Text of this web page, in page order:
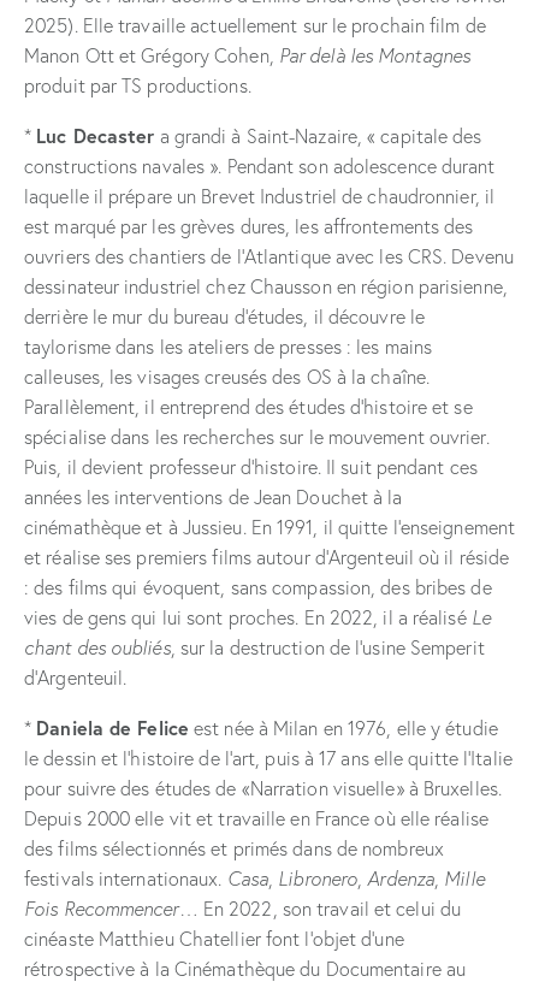
2025). Elle travaille actuellement sur le prochain film de
Manon Ott et Grégory Cohen, Par delà les Montagnes
produit par TS productions.
* Luc Decaster a grandi à Saint-Nazaire, « capitale des
constructions navales ». Pendant son adolescence durant
laquelle il prépare un Brevet Industriel de chaudronnier, il
est marqué par les grèves dures, les affrontements des
ouvriers des chantiers de l’Atlantique avec les CRS. Devenu
dessinateur industriel chez Chausson en région parisienne,
derrière le mur du bureau d’études, il découvre le
taylorisme dans les ateliers de presses : les mains
calleuses, les visages creusés des OS à la chaîne.
Parallèlement, il entreprend des études d’histoire et se
spécialise dans les recherches sur le mouvement ouvrier.
Puis, il devient professeur d’histoire. Il suit pendant ces
années les interventions de Jean Douchet à la
cinémathèque et à Jussieu. En 1991, il quitte l’enseignement
et réalise ses premiers films autour d’Argenteuil où il réside
: des films qui évoquent, sans compassion, des bribes de
vies de gens qui lui sont proches. En 2022, il a réalisé Le
chant des oubliés, sur la destruction de l’usine Semperit
d’Argenteuil.
* Daniela de Felice est née à Milan en 1976, elle y étudie
le dessin et l’histoire de l’art, puis à 17 ans elle quitte l’Italie
pour suivre des études de «Narration visuelle» à Bruxelles.
Depuis 2000 elle vit et travaille en France où elle réalise
des films sélectionnés et primés dans de nombreux
festivals internationaux. Casa Libronero Ardenza Mille
Fois Recommencer… En 2022, son travail et celui du
cinéaste Matthieu Chatellier font l’objet d’une
rétrospective à la Cinémathèque du Documentaire au